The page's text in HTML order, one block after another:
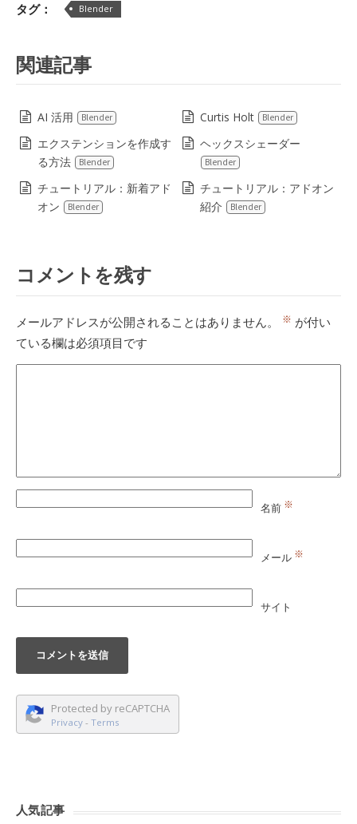
タグ： Blender
関連記事
AI 活用 Blender Curtis Holt Blender
エクステンションを作成す
る方法
Blender
ヘックスシェーダー
Blender
チュートリアル：新着アド
オン
Blender
チュートリアル：アドオン
紹介
Blender
コメントを残す
メールアドレスが公開されることはありません。 ※ が付い
ている欄は必須項目です
名前 ※
メール ※
サイト
Protected by reCAPTCHA
Privacy - Terms
人気記事